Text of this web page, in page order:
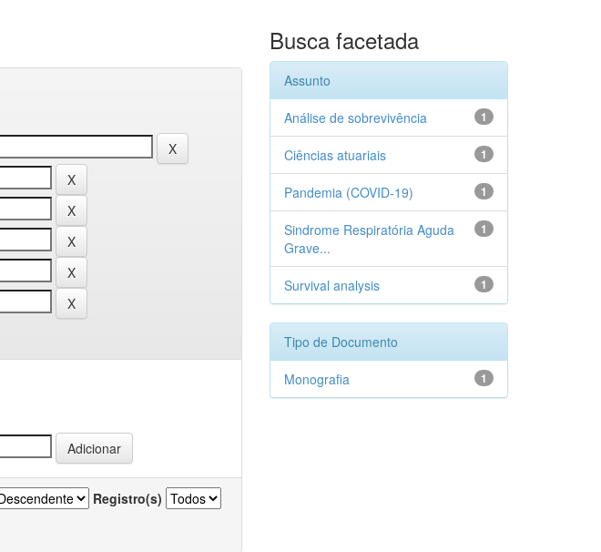
Registro(s)
Busca facetada
Assunto
1
Análise de sobrevivência
1
Ciências atuariais
1
Pandemia (COVID-19)
1
Sindrome Respiratória Aguda
Grave...
1
Survival analysis
Tipo de Documento
1
Monografia